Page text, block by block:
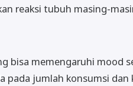
reaksi tubuh masing-
bisa memengaruhi mood
pada jumlah konsumsi